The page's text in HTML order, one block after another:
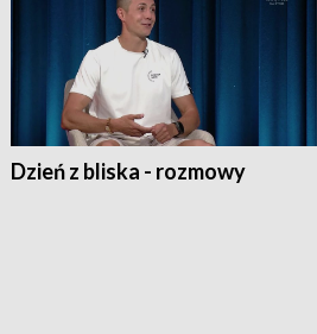
Dzień z bliska - rozmowy